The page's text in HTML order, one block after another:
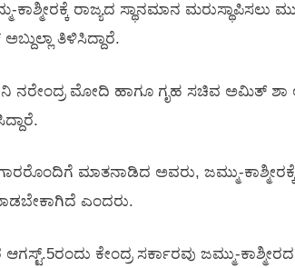
ಕಾಶ್ಮೀರಕ್ಕೆ ರಾಜ್ಯದ ಸ್ಥಾನಮಾನ
ತಿಳಿಸಿದ್ದಾರೆ.
ನರೇಂದ್ರ ಮೋದಿ ಹಾಗೂ ಗೃಹ ಸಚಿವ ಅಮಿತ್‌
ಮಾತನಾಡಿದ ಅವರು, ಜಮ್ಮು-
ಎಂದರು.
ಕೇಂದ್ರ ಸರ್ಕಾರವು ಜಮ್ಮು-